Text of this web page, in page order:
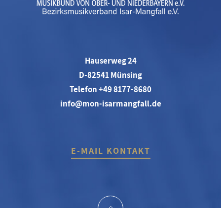
Hauserweg 24
D-82541 Münsing
Telefon +49 8177-8680
info@mon-isarmangfall.de
E-MAIL KONTAKT